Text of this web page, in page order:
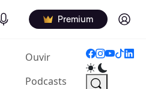
Podcasts Premium Log in
Ouvir(current)
Podcasts